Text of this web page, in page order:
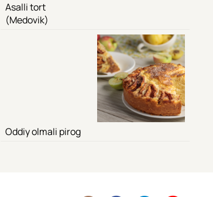
Asalli tort
(Medovik)
Oddiy olmali pirog